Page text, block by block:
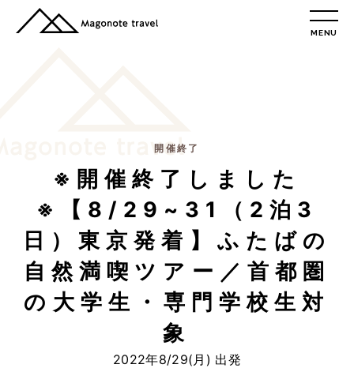
MENU
最新情報
総合お問合せ
プライバシーポリシー
MAGONOTE TRAVEL
孫の手トラベル
開催終了
※開催終了しました
※【8/29~31（2泊3
日）東京発着】ふたばの
自然満喫ツアー／首都圏
の大学生・専門学校生対
象
2022年8/29(月) 出発